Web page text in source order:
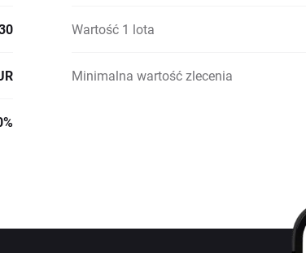
Wartość 1 lota
Minimalna wartość zlecenia